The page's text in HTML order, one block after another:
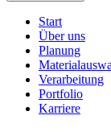
Start
Über uns
Planung
Verarbeitung
Portfolio
Karriere